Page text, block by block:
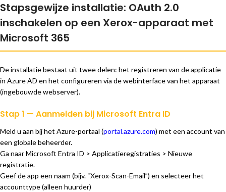
Stapsgewijze installatie: OAuth 2.0
inschakelen op een Xerox-apparaat met
Microsoft 365
De installatie bestaat uit twee delen: het registreren van de applicatie
in Azure AD en het configureren via de webinterface van het apparaat
(ingebouwde webserver).
Stap 1 — Aanmelden bij Microsoft Entra ID
Meld u aan bij het Azure-portaal (portal.azure.com) met een account van
een globale beheerder.
Ga naar Microsoft Entra ID > Applicatieregistraties > Nieuwe
registratie.
Geef de app een naam (bijv. “Xerox-Scan-Email”) en selecteer het
accounttype (alleen huurder)